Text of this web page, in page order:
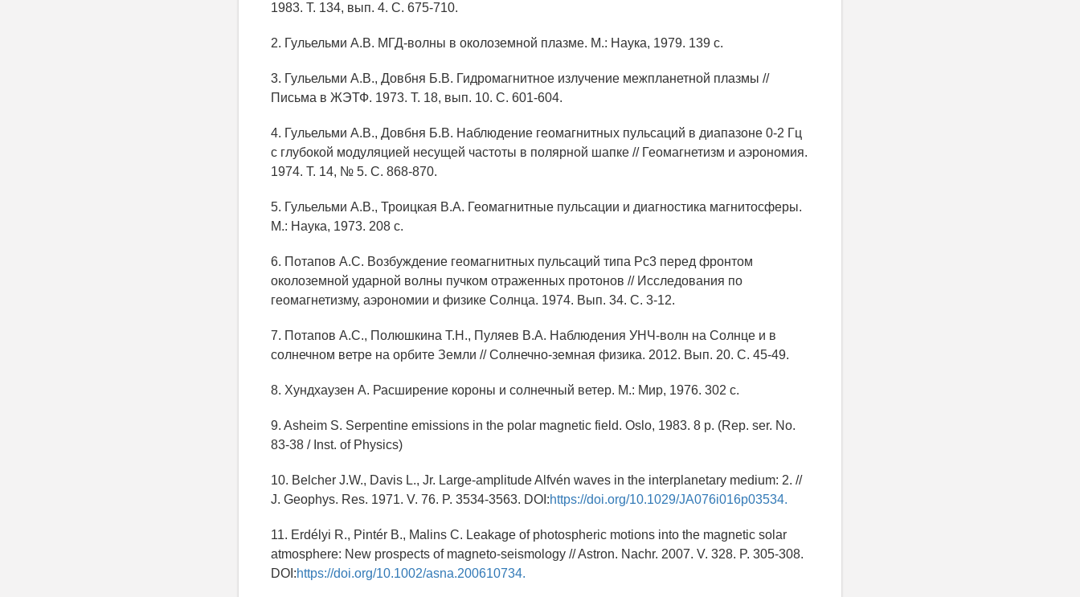
1983. Т. 134, вып. 4. С. 675-710.
2. Гульельми А.В. МГД-волны в околоземной плазме. М.: Наука, 1979. 139 с.
3. Гульельми А.В., Довбня Б.В. Гидромагнитное излучение межпланетной плазмы //
Письма в ЖЭТФ. 1973. Т. 18, вып. 10. С. 601-604.
4. Гульельми А.В., Довбня Б.В. Наблюдение геомагнитных пульсаций в диапазоне 0-2 Гц
с глубокой модуляцией несущей частоты в полярной шапке // Геомагнетизм и аэрономия.
1974. Т. 14, № 5. С. 868-870.
5. Гульельми А.В., Троицкая В.А. Геомагнитные пульсации и диагностика магнитосферы.
М.: Наука, 1973. 208 с.
6. Потапов А.С. Возбуждение геомагнитных пульсаций типа Рс3 перед фронтом
околоземной ударной волны пучком отраженных протонов // Исследования по
геомагнетизму, аэрономии и физике Солнца. 1974. Вып. 34. С. 3-12.
7. Потапов А.С., Полюшкина Т.Н., Пуляев В.А. Наблюдения УНЧ-волн на Солнце и в
солнечном ветре на орбите Земли // Солнечно-земная физика. 2012. Вып. 20. С. 45-49.
8. Хундхаузен А. Расширение короны и солнечный ветер. М.: Мир, 1976. 302 с.
9. Asheim S. Serpentine emissions in the polar magnetic field. Oslo, 1983. 8 р. (Rep. ser. No.
83-38 / Inst. of Physics)
10. Belcher J.W., Davis L., Jr. Large-amplitude Alfvén waves in the interplanetary medium: 2. //
J. Geophys. Res. 1971. V. 76. P. 3534-3563. DOI:https://doi.org/10.1029/JA076i016p03534.
11. Erdélyi R., Pintér B., Malins C. Leakage of photospheric motions into the magnetic solar
atmosphere: New prospects of magneto-seismology // Astron. Nachr. 2007. V. 328. P. 305-308.
DOI:https://doi.org/10.1002/asna.200610734.